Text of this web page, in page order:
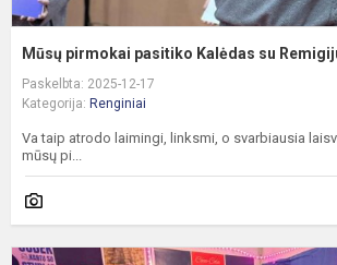
Mūsų pirmokai pasitiko Kalėdas su
Paskelbta: 2025-12-17
Kategorija: Renginiai
Va taip atrodo laimingi, linksmi, o svarbiausia
mūsų pi...